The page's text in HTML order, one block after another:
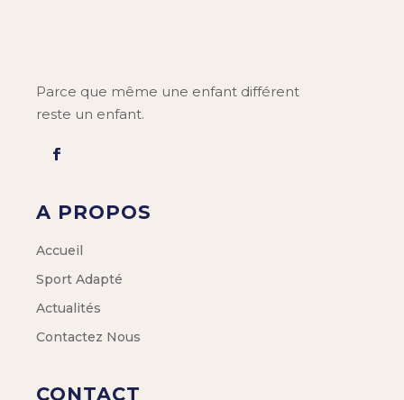
Parce que même une enfant différent
reste un enfant.
A PROPOS
Accueil
Sport Adapté
Actualités
Contactez Nous
CONTACT